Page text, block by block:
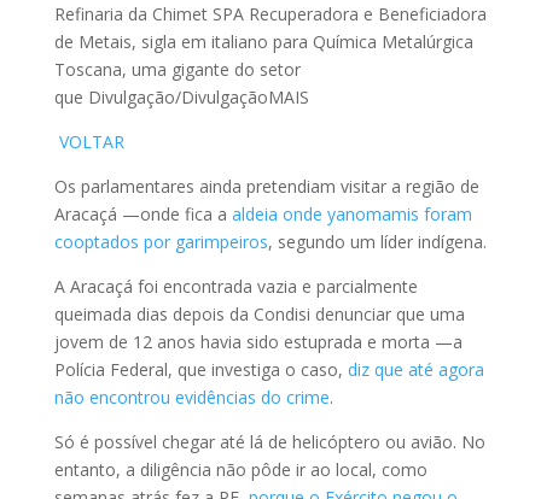
Refinaria da Chimet SPA Recuperadora e Beneficiadora
de Metais, sigla em italiano para Química Metalúrgica
Toscana, uma gigante do setor
que Divulgação/DivulgaçãoMAIS
VOLTAR
Os parlamentares ainda pretendiam visitar a região de
Aracaçá —onde fica a aldeia onde yanomamis foram
cooptados por garimpeiros, segundo um líder indígena.
A Aracaçá foi encontrada vazia e parcialmente
queimada dias depois da Condisi denunciar que uma
jovem de 12 anos havia sido estuprada e morta —a
Polícia Federal, que investiga o caso, diz que até agora
não encontrou evidências do crime.
Só é possível chegar até lá de helicóptero ou avião. No
entanto, a diligência não pôde ir ao local, como